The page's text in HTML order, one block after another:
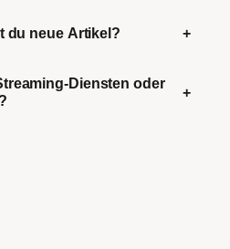
du neue Artikel? +
Diensten oder
+